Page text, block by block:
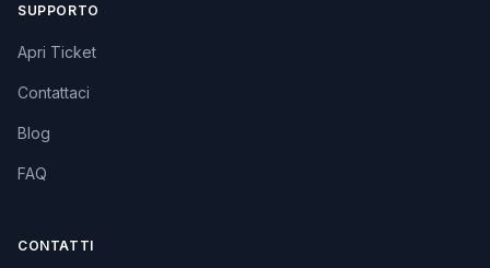
SUPPORTO
Apri Ticket
Contattaci
Blog
FAQ
CONTATTI